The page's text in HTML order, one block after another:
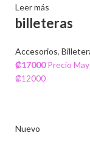
Leer más
billeteras
Accesorios,
₡17000 Precio
₡12000
Nuevo